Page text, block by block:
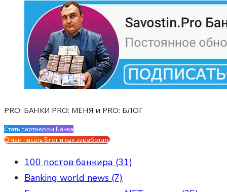
PRO: БАНКИ PRO: МЕНЯ и PRO: БЛОГ
Стать партнером Банка
О чем писать Блог и как заработать
100 постов банкира (31)
Banking world news (7)